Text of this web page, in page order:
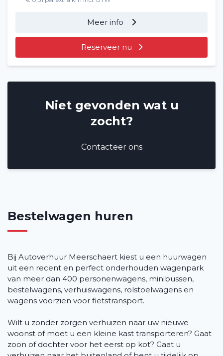
Meer info
Reserveer nu
Niet gevonden wat u
zocht?
Contacteer ons
Bestelwagen huren
Bij Autoverhuur Meerschaert kiest u een huurwagen
uit een recent en perfect onderhouden wagenpark
van meer dan 400 personenwagens, minibussen,
bestelwagens, verhuiswagens, rolstoelwagens en
wagens voorzien voor fietstransport.
Wilt u zonder zorgen verhuizen naar uw nieuwe
woonst of moet u een kleine kast transporteren? Gaat
zoon of dochter voor het eerst op kot? Gaat u